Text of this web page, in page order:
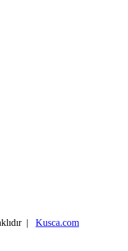
| Kusca.com